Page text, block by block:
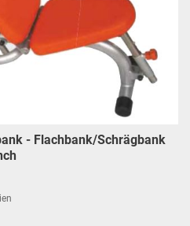
- Flachbank/Schrägbank